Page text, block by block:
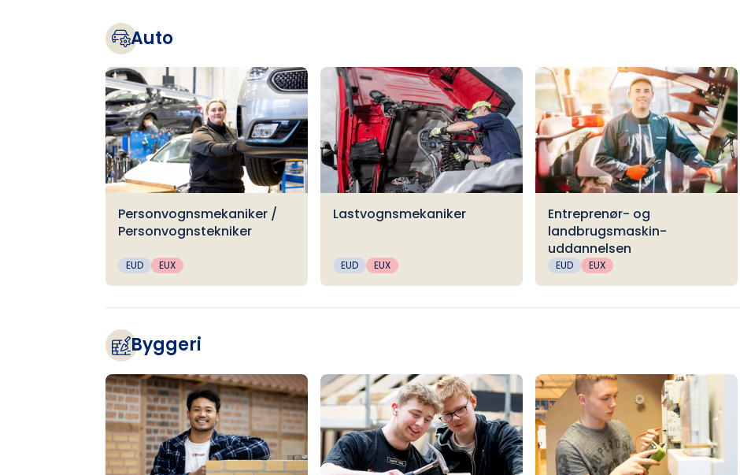
Auto
Personvognsmekaniker /
Personvognstekniker
EUD EUX
Lastvognsmekaniker
EUD EUX
Entreprenør- og
landbrugsmaskin­
uddannelsen
EUD EUX
Byggeri